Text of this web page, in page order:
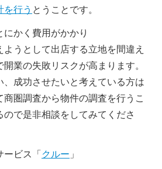
を行う とうことです。
かく費用がかかり
うとして出店する立地を間違え
業の失敗リスクが高まります。
成功させたいと考えている方は
圏調査から物件の調査を行うこ
で是非相談をしてみてくださ
ービス「クルー 」